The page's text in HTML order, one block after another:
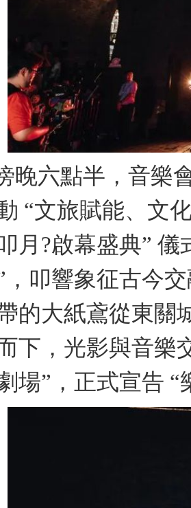
晚六點半，音樂
“文旅賦能、文
月?啟幕盛典”
，叩響象征古今
的大紙鳶從東關
下，光影與音樂
場”，正式宣告